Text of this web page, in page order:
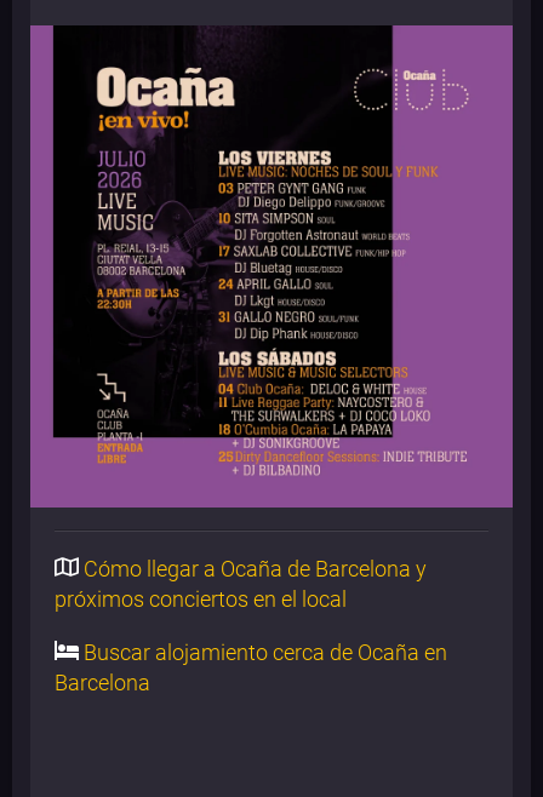
Cómo llegar a Ocaña de Barcelona y
próximos conciertos en el local
Buscar alojamiento cerca de Ocaña en
Barcelona